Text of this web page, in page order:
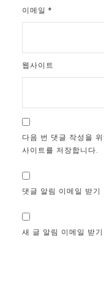
이메일 *
웹사이트
다음 번 댓글 작성을
사이트를 저장합니다.
댓글 알림 이메일 받기
새 글 알림 이메일 받기